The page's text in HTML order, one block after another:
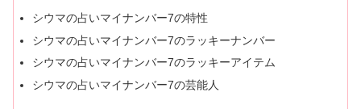
シウマの占いマイナンバー7の特性
シウマの占いマイナンバー7のラッキーナンバー
シウマの占いマイナンバー7のラッキーアイテム
シウマの占いマイナンバー7の芸能人